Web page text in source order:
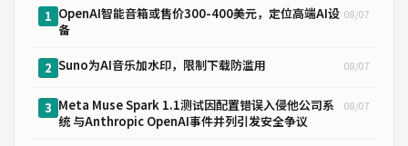
1 OpenAI智能音箱或售价300-400美元，定位高端AI设
备
08/07
2 Suno为AI音乐加水印，限制下载防滥用 08/07
3 Meta Muse Spark 1.1测试因配置错误入侵他公司系
统 与Anthropic OpenAI事件并列引发安全争议
08/07